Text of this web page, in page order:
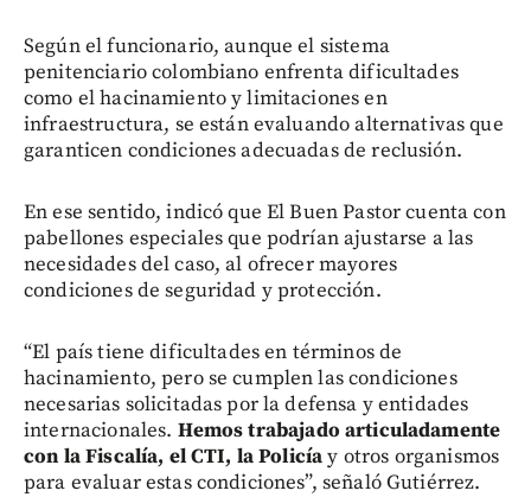
Según el funcionario, aunque el sistema
penitenciario colombiano enfrenta dificultades
como el hacinamiento y limitaciones en
infraestructura, se están evaluando alternativas que
garanticen condiciones adecuadas de reclusión.
En ese sentido, indicó que El Buen Pastor cuenta con
pabellones especiales que podrían ajustarse a las
necesidades del caso, al ofrecer mayores
condiciones de seguridad y protección.
“El país tiene dificultades en términos de
hacinamiento, pero se cumplen las condiciones
necesarias solicitadas por la defensa y entidades
internacionales. Hemos trabajado articuladamente
con la Fiscalía, el CTI, la Policíay otros organismos
para evaluar estas condiciones”, señaló Gutiérrez.